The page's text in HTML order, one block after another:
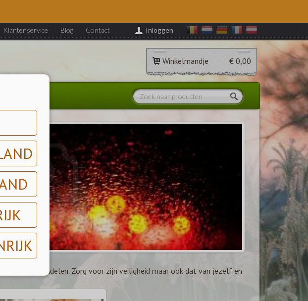
Klantenservice Blog Contact Inloggen
Winkelmandje € 0,00
gaat wandelen. Zorg voor zijn veiligheid maar ook dat van jezelf en